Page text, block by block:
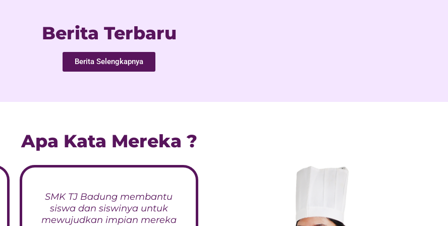
Berita Terbaru
Berita Selengkapnya
Apa Kata Mereka ?
SMK TJ Badung membantu
siswa dan siswinya untuk
mewujudkan impian mereka